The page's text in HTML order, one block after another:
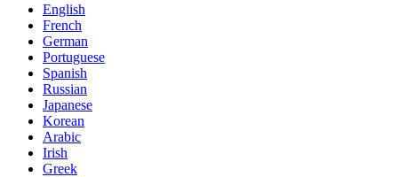
English
French
German
Portuguese
Spanish
Russian
Japanese
Korean
Arabic
Irish
Greek